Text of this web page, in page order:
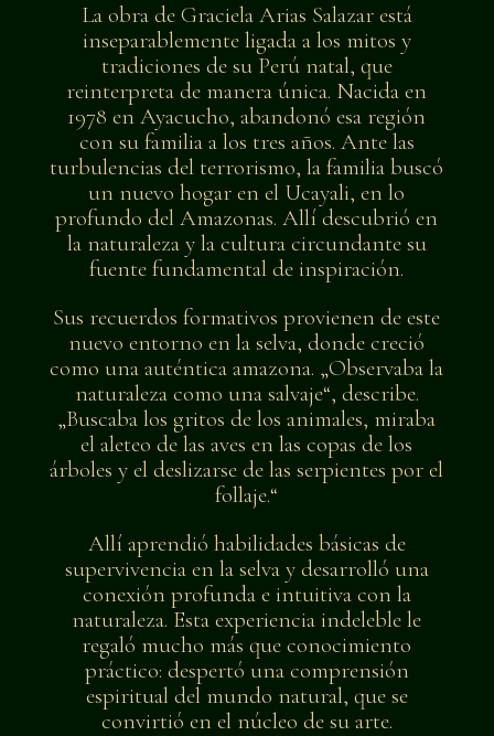
La obra de Graciela Arias Salazar está
inseparablemente ligada a los mitos y
tradiciones de su Perú natal, que
reinterpreta de manera única. Nacida en
1978 en Ayacucho, abandonó esa región
con su familia a los tres años. Ante las
turbulencias del terrorismo, la familia buscó
un nuevo hogar en el Ucayali, en lo
profundo del Amazonas. Allí descubrió en
la naturaleza y la cultura circundante su
fuente fundamental de inspiración.
Sus recuerdos formativos provienen de este
nuevo entorno en la selva, donde creció
como una auténtica amazona. „Observaba la
naturaleza como una salvaje“, describe.
„Buscaba los gritos de los animales, miraba
el aleteo de las aves en las copas de los
árboles y el deslizarse de las serpientes por el
follaje.“
Allí aprendió habilidades básicas de
supervivencia en la selva y desarrolló una
conexión profunda e intuitiva con la
naturaleza. Esta experiencia indeleble le
regaló mucho más que conocimiento
práctico: despertó una comprensión
espiritual del mundo natural, que se
convirtió en el núcleo de su arte.